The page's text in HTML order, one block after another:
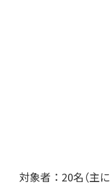
対象者：20名（主